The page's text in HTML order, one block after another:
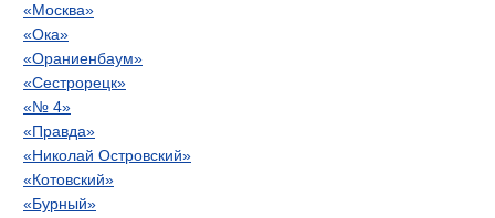
«Москва»
«Ока»
«Ораниенбаум»
«Сестрорецк»
«№ 4»
«Правда»
«Николай Островский»
«Котовский»
«Бурный»